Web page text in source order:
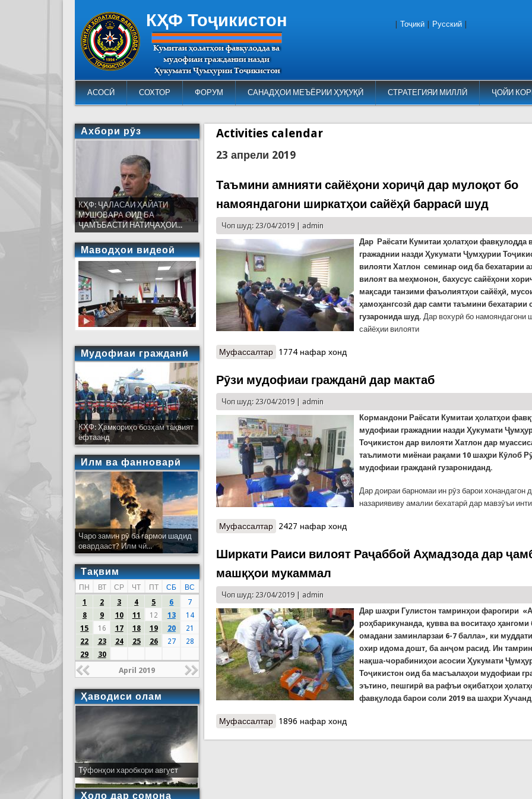
КҲФ Тоҷикистон
АСОСӢ СОХТОР ФОРУМ САНАДҲОИ МЕЪЁРИИ ҲУҚУҚӢ СТРАТЕГИЯИ МИЛЛӢ ҶОЙИ
Тоҷикӣ Русский
Activities calendar
23 апрели 2019
Таъмини амнияти сайёҳони хориҷӣ дар мулоқот бо
намояндагони ширкатҳои сайёҳӣ баррасӣ шуд
Чоп шуд: 23/04/2019 | admin
Дар Раёсати Кумитаи ҳолатҳои фавқулодда
гражаднии назди Ҳукумати Ҷумҳурии
вилояти Хатлон семинар оид ба бехатарии
вилоят ва меҳмонон, бахусус сайёҳони
мақсади танзими фаъолиятҳои сайёҳӣ,
ҳамоҳангсозӣ дар самти таъмини бехатарии
гузаронида шуд. Дар вохурӣ бо намояндагони
сайёҳии вилояти
Муфассалтар о Таъмини амнияти сайёҳони хориҷӣ дар мулоқот бо
1774 нафар хонд
Рӯзи мудофиаи гражданӣ дар мактаб
Чоп шуд: 23/04/2019 | admin
Кормандони Раёсати Кумитаиҳолатҳои
мудофиаи гражаднии назди Ҳукумати
Тоҷикистон дар вилояти Хатлон дар
таълимоти миёнаи рақами 10 шаҳри Кӯлоб
мудофиаи гражданӣ гузарониданд.
Дар доираи барномаи ин рӯз барои хонандагон
назариявиву амалии бехатарӣ дар мавзӯъи
Муфассалтар о Рӯзи мудофиаи гражданӣ дар мактаб
2427 нафар хонд
Ширкати Раиси вилоят Раҷаббой Аҳмадзода дар
машқҳои мукаммал
Чоп шуд: 23/04/2019 | admin
Дар шаҳри Гулистон тамринҳои фарогири
роҳбарикунанда, қувва ва воситаҳо ҳангоми
омадани заминларзаи 6-7 балла», ки
охир идома дошт, ба анҷом расид. Ин
нақша-чорабиниҳои асосии Ҳукумати
Тоҷикистон оид ба масъалаҳои мудофиаи
эътино, пешгирӣ ва рафъи оқибатҳои
фавқулода барои соли 2019 ва шаҳри Хучанд
Муфассалтар о Ширкати Раиси вилоят Раҷаббой Аҳмадзода дар ҷамбасти
1896 нафар хонд
Ахбори рӯз
КҲФ: ҶАЛАСАИ ҲАЙАТИ
МУШОВАРА ОИД БА
ҶАМЪБАСТИ НАТИҶАҲОИ...
Маводҳои видеоӣ
Мудофиаи гражданӣ
КҲФ: Ҳамкориҳо бозҳам тақвият
ёфтаанд
Илм ва фанноварӣ
Чаро замин рӯ ба гармои шадид
овардааст? Илм чӣ...
Тақвим
ПН ВТ СР ЧТ ПТ СБ
ВС
1
2 3 4 5 6
7
8
9 10 11 12 13
14
15
16 17 18 19 20
21
22
23 24 25 26 27
28
29
30
April 2019
Ҳаводиси олам
Тӯфонҳои харобкори август
Ҳоло дар сомона